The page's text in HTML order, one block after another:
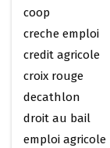
coop
creche emploi
credit agricole
croix rouge
decathlon
droit au bail
emploi agricole